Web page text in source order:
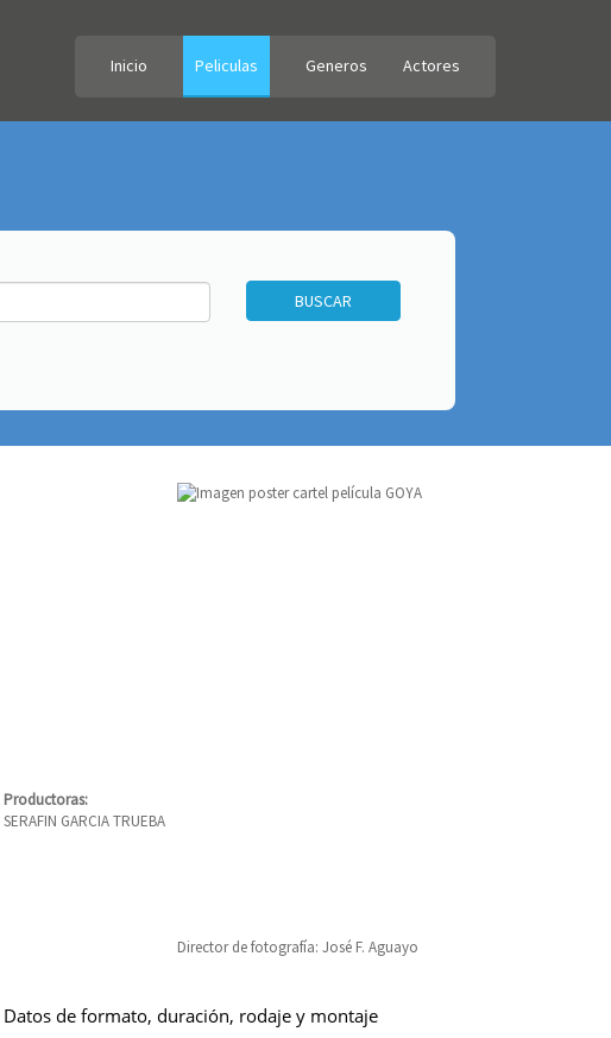
Inicio Peliculas Generos Actores
Productoras:
SERAFIN GARCIA TRUEBA
Director de fotografía: José F. Aguayo
Datos de formato, duración, rodaje y montaje